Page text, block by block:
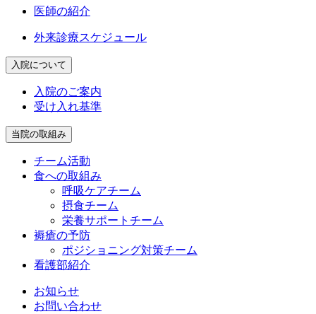
医師の紹介
外来診療スケジュール
入院について
入院のご案内
受け入れ基準
当院の取組み
チーム活動
食への取組み
呼吸ケアチーム
摂食チーム
栄養サポートチーム
褥瘡の予防
ポジショニング対策チーム
看護部紹介
お知らせ
お問い合わせ